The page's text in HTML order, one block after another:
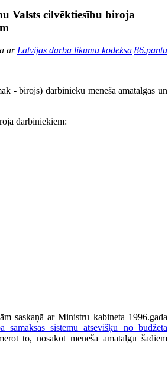
Valsts cilvēktiesību biroja
arLatvijas darba likumu kodeksa 86.pantu
- birojs) darbinieku mēneša amatalgas un
darbiniekiem:
saskaņā ar Ministru kabineta 1996.gada
samaksas sistēmu atsevišķu no budžeta
to, nosakot mēneša amatalgu šādiem